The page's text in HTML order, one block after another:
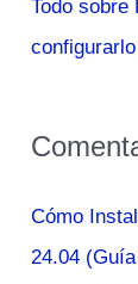
Todo
Cómo
24.04